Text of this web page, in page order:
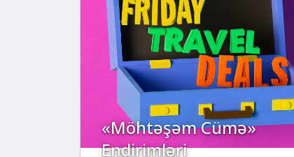
«Möhtəşəm Cümə»
Endirimləri